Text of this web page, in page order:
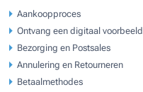
Aankoopproces
Ontvang een digitaal voorbeeld
Bezorging en Postsales
Annulering en Retourneren
Betaalmethodes